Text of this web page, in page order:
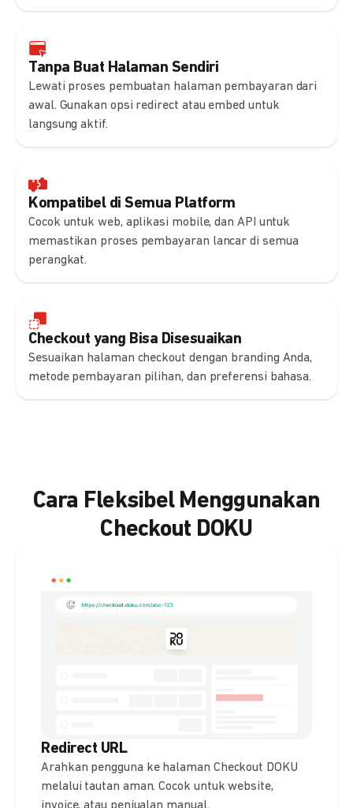
Tanpa Buat Halaman Sendiri
Lewati proses pembuatan halaman pembayaran dari
awal. Gunakan opsi redirect atau embed untuk
langsung aktif.
Kompatibel di Semua Platform
Cocok untuk web, aplikasi mobile, dan API untuk
memastikan proses pembayaran lancar di semua
perangkat.
Checkout yang Bisa Disesuaikan
Sesuaikan halaman checkout dengan branding Anda,
metode pembayaran pilihan, dan preferensi bahasa.
Cara Fleksibel Menggunakan
Checkout DOKU
Redirect URL
Arahkan pengguna ke halaman Checkout DOKU
melalui tautan aman. Cocok untuk website,